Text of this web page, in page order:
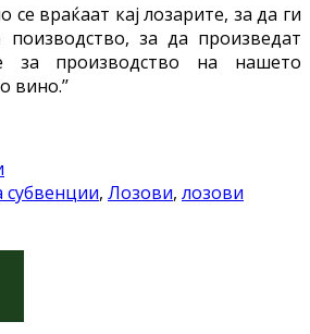
враќаат кај лозарите, за да ги
за да произведат
за производство на нашето
вино.’’
субвенции, Лозови, лозови